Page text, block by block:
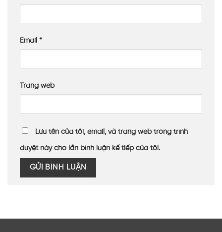
Email *
Trang web
Lưu tên của tôi, email, và trang web trong trình
duyệt này cho lần bình luận kế tiếp của tôi.